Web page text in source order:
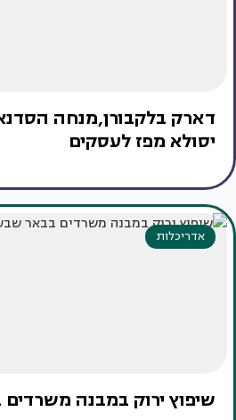
דארק בלקבורן,מנחה
יסולא מפז לעסקים
אדריכלות
שיפוץ ירוק במבנה